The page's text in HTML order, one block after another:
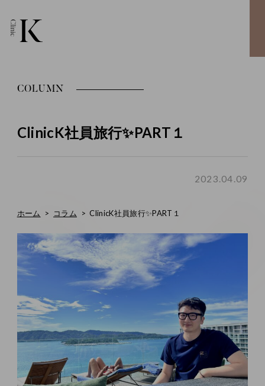
COLUMN
ClinicK社員旅行✨PART１
2023.04.09
ホーム コラム ClinicK社員旅行✨PART１